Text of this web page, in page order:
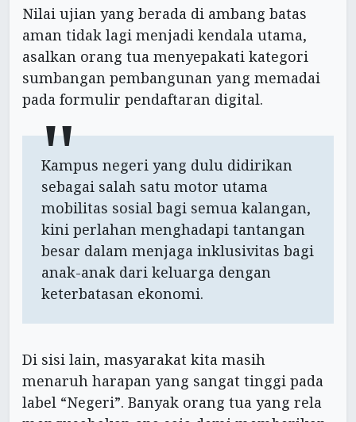
Nilai ujian yang berada di ambang batas
aman tidak lagi menjadi kendala utama,
asalkan orang tua menyepakati kategori
sumbangan pembangunan yang memadai
pada formulir pendaftaran digital.
Kampus negeri yang dulu didirikan
sebagai salah satu motor utama
mobilitas sosial bagi semua kalangan,
kini perlahan menghadapi tantangan
besar dalam menjaga inklusivitas bagi
anak-anak dari keluarga dengan
keterbatasan ekonomi.
Di sisi lain, masyarakat kita masih
menaruh harapan yang sangat tinggi pada
label “Negeri”. Banyak orang tua yang rela